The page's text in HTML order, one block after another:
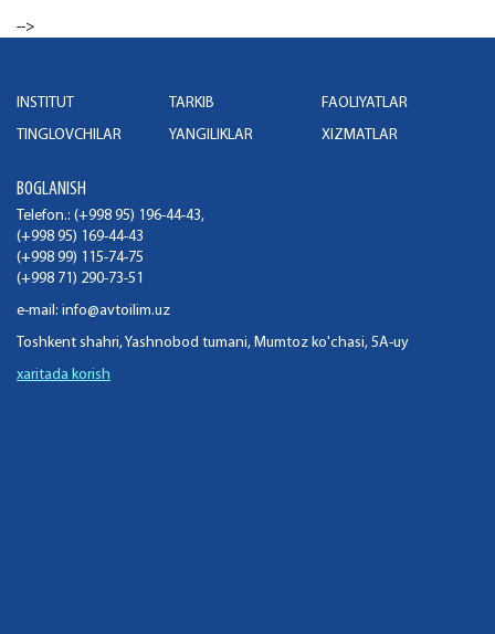
-->
INSTITUT TARKIB
FAOLIYATLAR
TINGLOVCHILAR
YANGILIKLAR XIZMATLAR
BOGLANISH
Telefon.: (+998 95) 196-44-43,
(+998 95) 169-44-43
(+998 99) 115-74-75
(+998 71) 290-73-51
e-mail: info@avtoilim.uz
Toshkent shahri, Yashnobod tumani, Mumtoz ko'chasi, 5A-uy
xaritada korish